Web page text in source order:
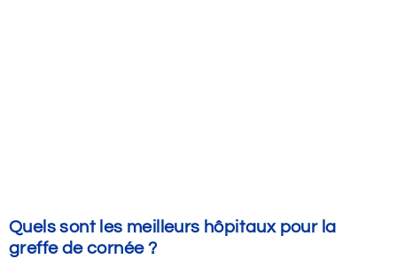
Quels sont les meilleurs hôpitaux pour la
greffe de cornée ?